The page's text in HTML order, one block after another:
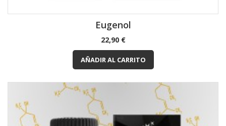
Eugenol
Precio
22,90 €
AÑADIR AL CARRITO